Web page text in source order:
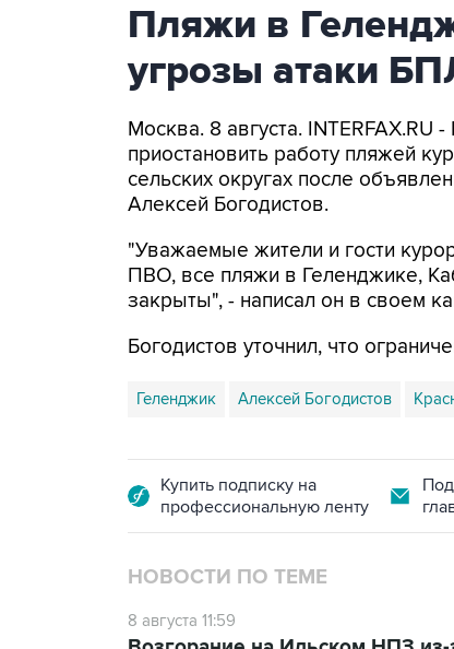
Пляжи в
угрозы атаки
Москва. 8 августа.
приостановить работу пляжей
сельских округах после
Алексей Богодистов.
"Уважаемые жители и гости
ПВО, все пляжи в Геленджике,
закрыты", - написал он в своем
Богодистов уточнил, что
Геленджик Алексей Богодистов
Купить подписку на
профессиональную ленту
НОВОСТИ ПО ТЕМЕ
8 августа 11:59